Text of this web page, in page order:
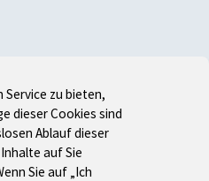
Service zu bieten,
dieser Cookies sind
Ablauf dieser
auf Sie
Sie auf „Ich